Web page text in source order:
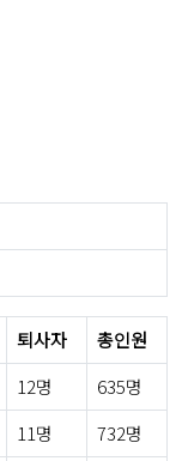
퇴사자
총인원
12명
635명
11명
732명